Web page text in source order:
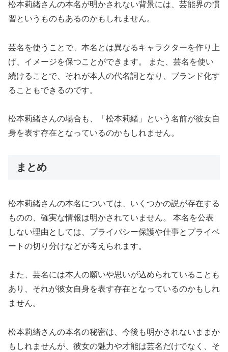
松本莉緒さんの本名が明かされない背景には、芸能界の慣
習というものもあるのかもしれません。
芸名を使うことで、本名とは異なるキャラクターを作り上
げ、イメージを保つことができます。 また、芸名を使い
続けることで、それが本人の代名詞となり、ブランド化す
ることもできるのです。
松本莉緒さんの場合も、「松本莉緒」という名前が彼女自
身を表す存在となっているのかもしれません。
まとめ
松本莉緒さんの本名については、いくつかの説が存在する
ものの、確実な情報は明かされていません。 本名を公表
しない理由としては、プライバシー保護や仕事とプライベ
ートの切り分けなどが考えられます。
また、芸名には本人の願いや思いが込められていることも
あり、それが彼女自身を表す存在となっているのかもしれ
ません。
松本莉緒さんの本名の秘密は、今後も明かされないままか
もしれませんが、彼女の魅力や才能は芸名だけでなく、そ